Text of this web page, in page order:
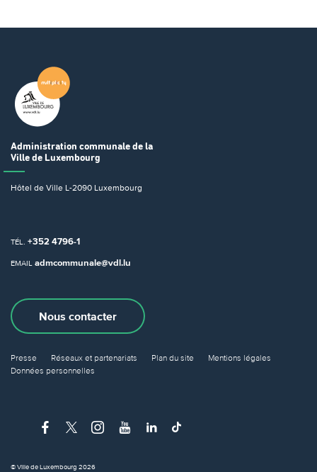
Administration communale de la
Ville de Luxembourg
Hôtel de Ville L-2090 Luxembourg
TÉL. +352 4796-1
EMAIL admcommunale@vdl.lu
Nous contacter
Presse Réseaux et partenariats Plan du site
Mentions légales
Données personnelles
© Ville de Luxembourg 2026